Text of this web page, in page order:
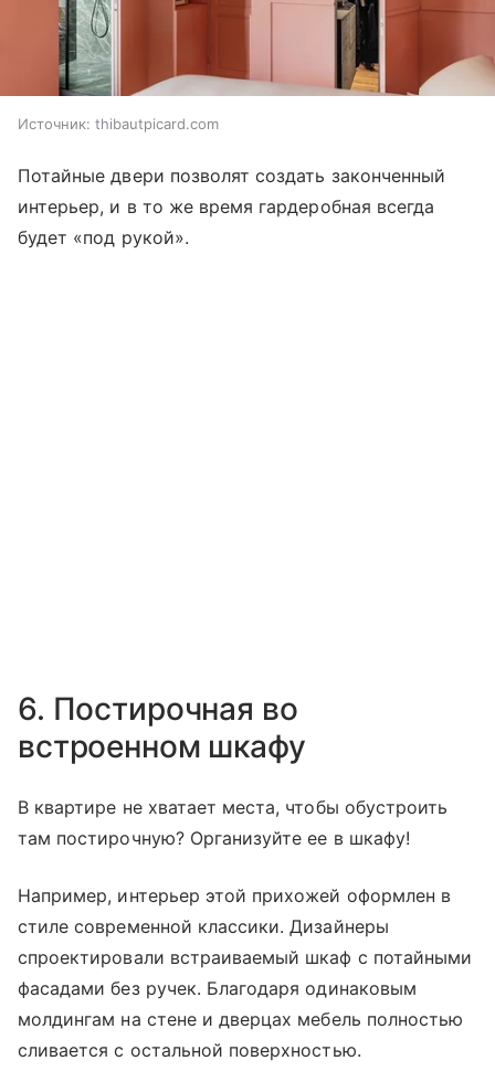
Источник: thibautpicard.com
Потайные двери позволят создать законченный
интерьер, и в то же время гардеробная всегда
будет «под рукой».
6. Постирочная во
встроенном шкафу
В квартире не хватает места, чтобы обустроить
там постирочную? Организуйте ее в шкафу!
Например, интерьер этой прихожей оформлен в
стиле современной классики. Дизайнеры
спроектировали встраиваемый шкаф с потайными
фасадами без ручек. Благодаря одинаковым
молдингам на стене и дверцах мебель полностью
сливается с остальной поверхностью.